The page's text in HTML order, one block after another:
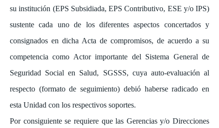
su institución (EPS Subsidiada, EPS Contributivo, ESE y/o IPS)
sustente cada uno de los diferentes aspectos concertados y
consignados en dicha Acta de compromisos, de acuerdo a su
competencia como Actor importante del Sistema General de
Seguridad Social en Salud, SGSSS, cuya auto-evaluación al
respecto (formato de seguimiento) debió haberse radicado en
esta Unidad con los respectivos soportes.
Por consiguiente se requiere que las Gerencias y/o Direcciones